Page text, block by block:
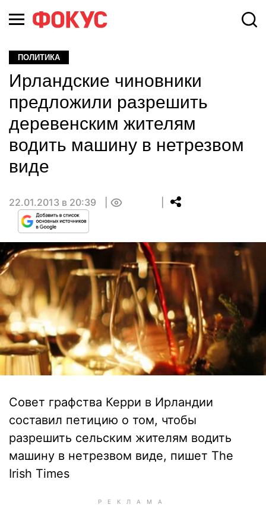
ПОЛИТИКА
Ирландские чиновники
предложили разрешить
деревенским жителям
водить машину в нетрезвом
виде
22.01.2013 в 20:39
Совет графства Керри в Ирландии
составил петицию о том, чтобы
разрешить сельским жителям водить
машину в нетрезвом виде, пишет The
Irish Times